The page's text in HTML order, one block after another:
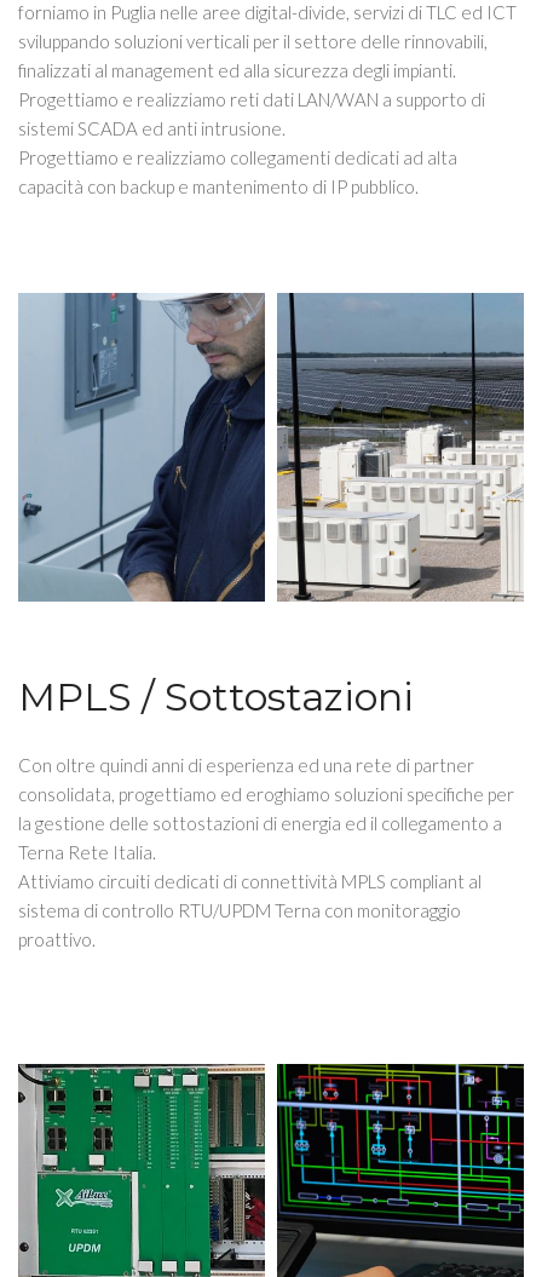
forniamo in Puglia nelle aree digital-divide, servizi di TLC ed ICT
sviluppando soluzioni verticali per il settore delle rinnovabili,
finalizzati al management ed alla sicurezza degli impianti.
Progettiamo e realizziamo reti dati LAN/WAN a supporto di
sistemi SCADA ed anti intrusione.
Progettiamo e realizziamo collegamenti dedicati ad alta
capacità con backup e mantenimento di IP pubblico.
MPLS / Sottostazioni
Con oltre quindi anni di esperienza ed una rete di partner
consolidata, progettiamo ed eroghiamo soluzioni specifiche per
la gestione delle sottostazioni di energia ed il collegamento a
Terna Rete Italia.
Attiviamo circuiti dedicati di connettività MPLS compliant al
sistema di controllo RTU/UPDM Terna con monitoraggio
proattivo.